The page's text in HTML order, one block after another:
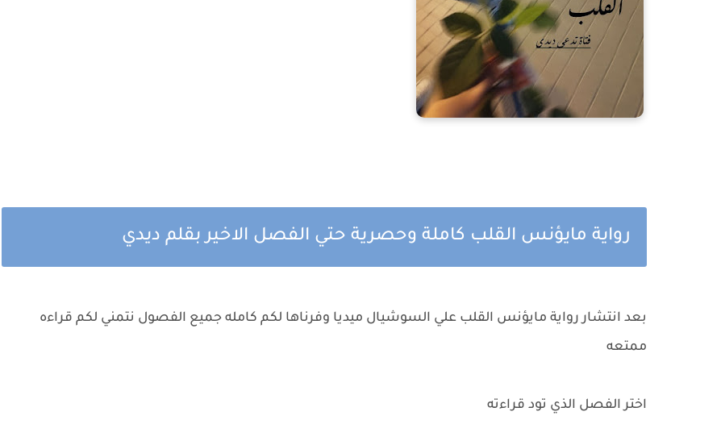
رواية مايؤنس القلب كاملة وحصرية حتي الفصل الاخير بقلم ديدي
بعد انتشار رواية مايؤنس القلب علي السوشيال ميديا وفرناها لكم كامله جميع الفصول نتمني لكم قراءه
ممتعه
اختر الفصل الذي تود قراءته